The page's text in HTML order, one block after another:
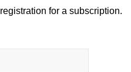
registration for a subscription.